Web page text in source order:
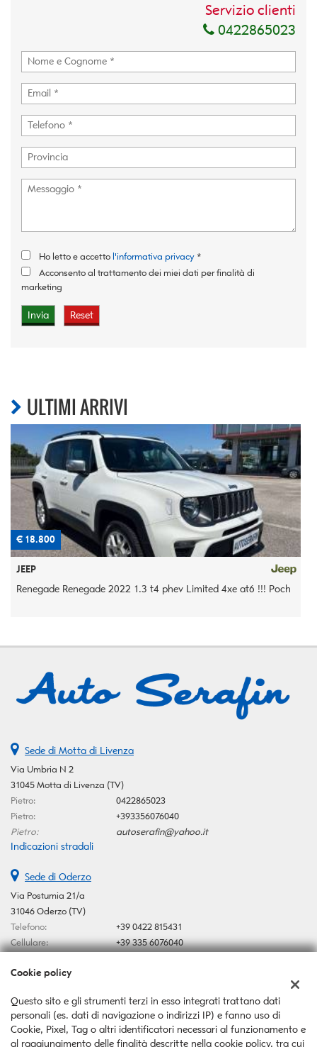
Servizio clienti
0422865023
Ho letto e accetto l'informativa privacy *
Acconsento al trattamento dei miei dati per finalità di
marketing
ULTIMI ARRIVI
€ 18.800
JEEP
Renegade Renegade 2022 1.3 t4 phev Limited 4xe at6 !!! Poch
Sede di Motta di Livenza
Via Umbria N 2
31045 Motta di Livenza (TV)
Pietro:
0422865023
Pietro:
+393356076040
Pietro:
autoserafin@yahoo.it
Indicazioni stradali
Sede di Oderzo
Via Postumia 21/a
31046 Oderzo (TV)
Telefono:
+39 0422 815431
Cellulare:
+39 335 6076040
Indicazioni stradali
Dati fiscali:
Auto Serafin Snc
Cookie policy
Questo sito e gli strumenti terzi in esso integrati trattano dati
personali (es. dati di navigazione o indirizzi IP) e fanno uso di
Cookie, Pixel, Tag o altri identificatori necessari al funzionamento e
al raggiungimento delle finalità descritte nella cookie policy, tra cui